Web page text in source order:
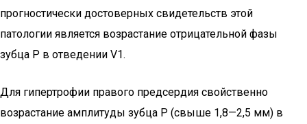
прогностически достоверных свидетельств этой
патологии является возрастание отрицательной фазы
зубца Р в отведении V1.
Для гипертрофии правого предсердия свойственно
возрастание амплитуды зубца Р (свыше 1,8—2,5 мм) в